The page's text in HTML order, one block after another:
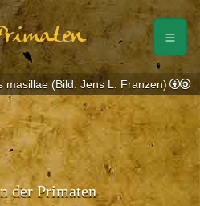
der Primaten
masillae (Bild: Jens L. Franzen)